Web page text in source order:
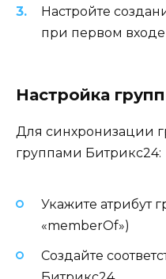
Настройте
при первом входе
Настройка
Для синхронизации
группами Битрикс24:
Укажите атрибут
«memberOf»)
Создайте